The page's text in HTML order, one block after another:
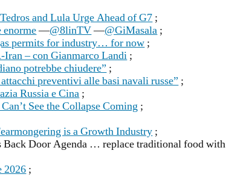
and Lula Urge Ahead of G7 ;
enorme—@8linTV—@GiMasala ;
permits for industry… for now ;
Iran – con Gianmarco Landi ;
potrebbe chiudere” ;
preventivi alle basi navali russe” ;
Russia e Cina ;
See the Collapse Coming ;
is a Growth Industry ;
Back Door Agenda … replace traditional food with
2026 ;